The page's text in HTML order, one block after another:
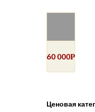
60 000Р
Ценовая